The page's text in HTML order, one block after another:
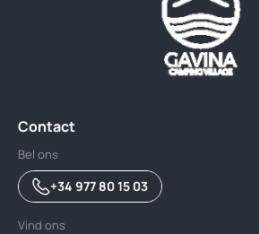
Contact
Bel ons
+34 977 80 15 03
Vind ons